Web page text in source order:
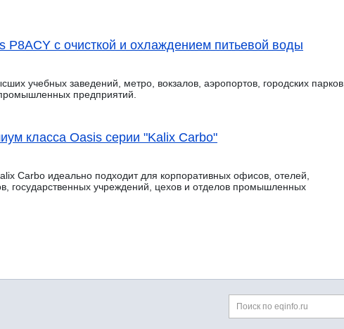
P8ACY с очисткой и охлаждением питьевой воды
учебных заведений, метро, вокзалов, аэропортов, городских парков,
предприятий.
класса Oasis серии "Kalix Carbo"
Carbo идеально подходит для корпоративных офисов, отелей,
государственных учреждений, цехов и отделов промышленных